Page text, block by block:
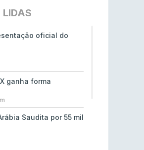
oficial do
ganha forma
Saudita por 55 mil